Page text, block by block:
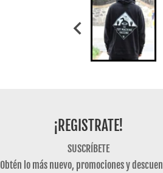
¡REGISTRATE!
SUSCRÍBETE
Obtén lo más nuevo, promociones y